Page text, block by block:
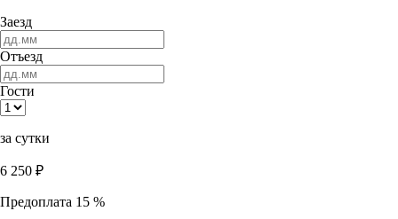
Заезд
Отъезд
Гости
за сутки
6 250 ₽
Предоплата 15 %